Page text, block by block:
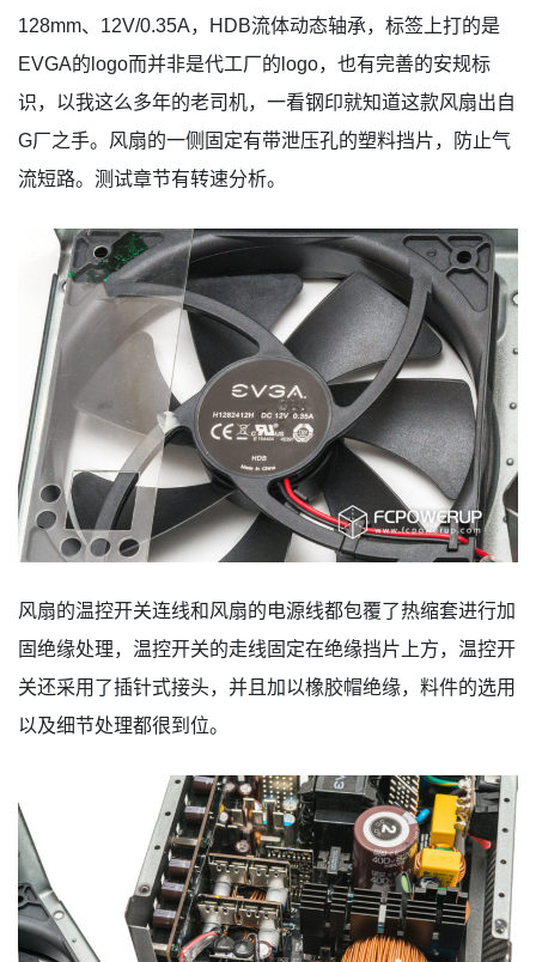
128mm、12V/0.35A，HDB流体动态轴承，标签上打的是
EVGA的logo而并非是代工厂的logo，也有完善的安规标
识，以我这么多年的老司机，一看钢印就知道这款风扇出自
G厂之手。风扇的一侧固定有带泄压孔的塑料挡片，防止气
流短路。测试章节有转速分析。
风扇的温控开关连线和风扇的电源线都包覆了热缩套进行加
固绝缘处理，温控开关的走线固定在绝缘挡片上方，温控开
关还采用了插针式接头，并且加以橡胶帽绝缘，料件的选用
以及细节处理都很到位。